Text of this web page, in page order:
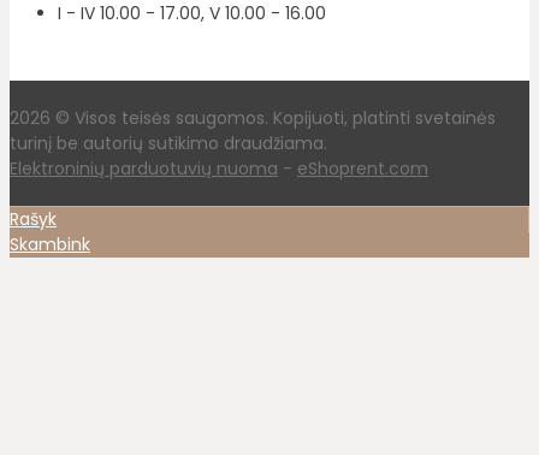
I - IV 10.00 - 17.00, V 10.00 - 16.00
2026 © Visos teisės saugomos. Kopijuoti, platinti svetainės
turinį be autorių sutikimo draudžiama.
Elektroninių parduotuvių nuoma - eShoprent.com
Rašyk
Skambink